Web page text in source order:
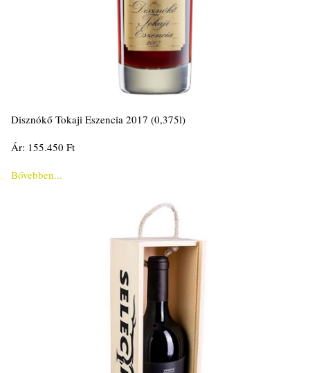
Disznókő Tokaji Eszencia 2017 (0,375l)
Ár: 155.450 Ft
Bővebben...